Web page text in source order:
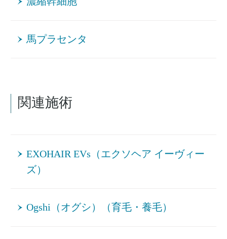
馬プラセンタ
関連施術
EXOHAIR EVs（エクソヘア イーヴィー
ズ）
Ogshi（オグシ）（育毛・養毛）